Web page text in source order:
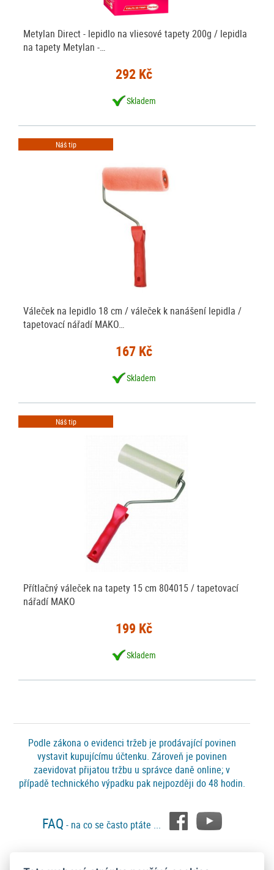
Metylan Direct - lepidlo na vliesové tapety 200g / lepidla
na tapety Metylan -…
292 Kč
Skladem
Náš tip
Váleček na lepidlo 18 cm / váleček k nanášení lepidla /
tapetovací nářadí MAKO…
167 Kč
Skladem
Náš tip
Přítlačný váleček na tapety 15 cm 804015 / tapetovací
nářadí MAKO
199 Kč
Skladem
Podle zákona o evidenci tržeb je prodávající povinen
vystavit kupujícímu účtenku. Zároveň je povinen
zaevidovat přijatou tržbu u správce daně online; v
případě technického výpadku pak nejpozději do 48 hodin.
FAQ - na co se často ptáte ...